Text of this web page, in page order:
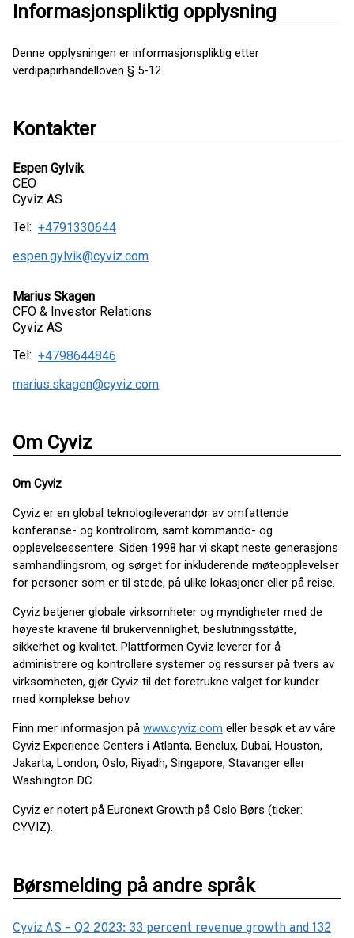
Informasjonspliktig opplysning
Denne opplysningen er informasjonspliktig etter
verdipapirhandelloven § 5-12.
Kontakter
Espen Gylvik
CEO
Cyviz AS
Tel: +4791330644
espen.gylvik@cyviz.com
Marius Skagen
CFO & Investor Relations
Cyviz AS
Tel: +4798644846
marius.skagen@cyviz.com
Om Cyviz
Om Cyviz
Cyviz er en global teknologileverandør av omfattende
konferanse- og kontrollrom, samt kommando- og
opplevelsessentere. Siden 1998 har vi skapt neste generasjons
samhandlingsrom, og sørget for inkluderende møteopplevelser
for personer som er til stede, på ulike lokasjoner eller på reise.
Cyviz betjener globale virksomheter og myndigheter med de
høyeste kravene til brukervennlighet, beslutningsstøtte,
sikkerhet og kvalitet. Plattformen Cyviz leverer for å
administrere og kontrollere systemer og ressurser på tvers av
virksomheten, gjør Cyviz til det foretrukne valget for kunder
med komplekse behov.
Finn mer informasjon på www.cyviz.com eller besøk et av våre
Cyviz Experience Centers i Atlanta, Benelux, Dubai, Houston,
Jakarta, London, Oslo, Riyadh, Singapore, Stavanger eller
Washington DC.
Cyviz er notert på Euronext Growth på Oslo Børs (ticker:
CYVIZ).
Børsmelding på andre språk
Cyviz AS – Q2 2023: 33 percent revenue growth and 132